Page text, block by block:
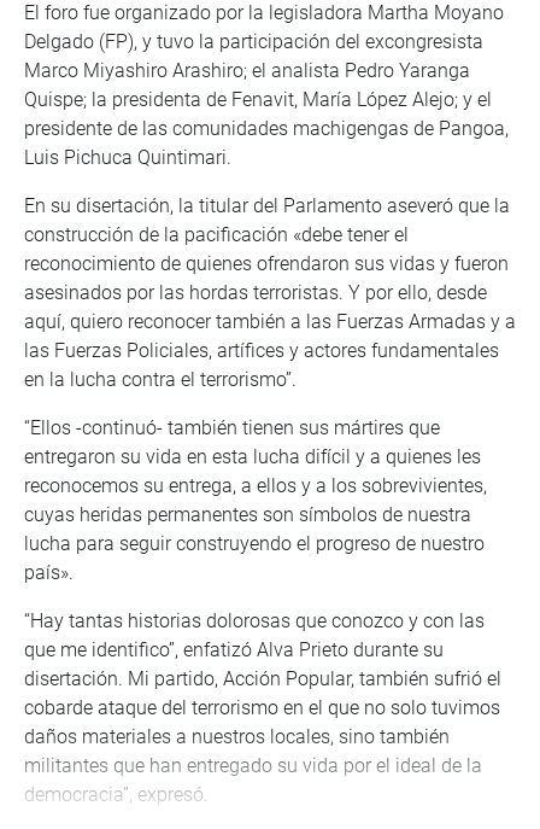
El foro fue organizado por la legisladora Martha Moyano
Delgado (FP), y tuvo la participación del excongresista
Marco Miyashiro Arashiro; el analista Pedro Yaranga
Quispe; la presidenta de Fenavit, María López Alejo; y el
presidente de las comunidades machigengas de Pangoa,
Luis Pichuca Quintimari.
En su disertación, la titular del Parlamento aseveró que la
construcción de la pacificación «debe tener el
reconocimiento de quienes ofrendaron sus vidas y fueron
asesinados por las hordas terroristas. Y por ello, desde
aquí, quiero reconocer también a las Fuerzas Armadas y a
las Fuerzas Policiales, artífices y actores fundamentales
en la lucha contra el terrorismo”.
“Ellos -continuó- también tienen sus mártires que
entregaron su vida en esta lucha difícil y a quienes les
reconocemos su entrega, a ellos y a los sobrevivientes,
cuyas heridas permanentes son símbolos de nuestra
lucha para seguir construyendo el progreso de nuestro
país».
“Hay tantas historias dolorosas que conozco y con las
que me identifico”, enfatizó Alva Prieto durante su
disertación. Mi partido, Acción Popular, también sufrió el
cobarde ataque del terrorismo en el que no solo tuvimos
daños materiales a nuestros locales, sino también
militantes que han entregado su vida por el ideal de la
democracia”, expresó.